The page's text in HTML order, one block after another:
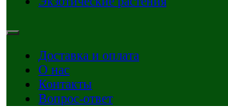
Доставка и оплата
О нас
Контакты
Вопрос-ответ